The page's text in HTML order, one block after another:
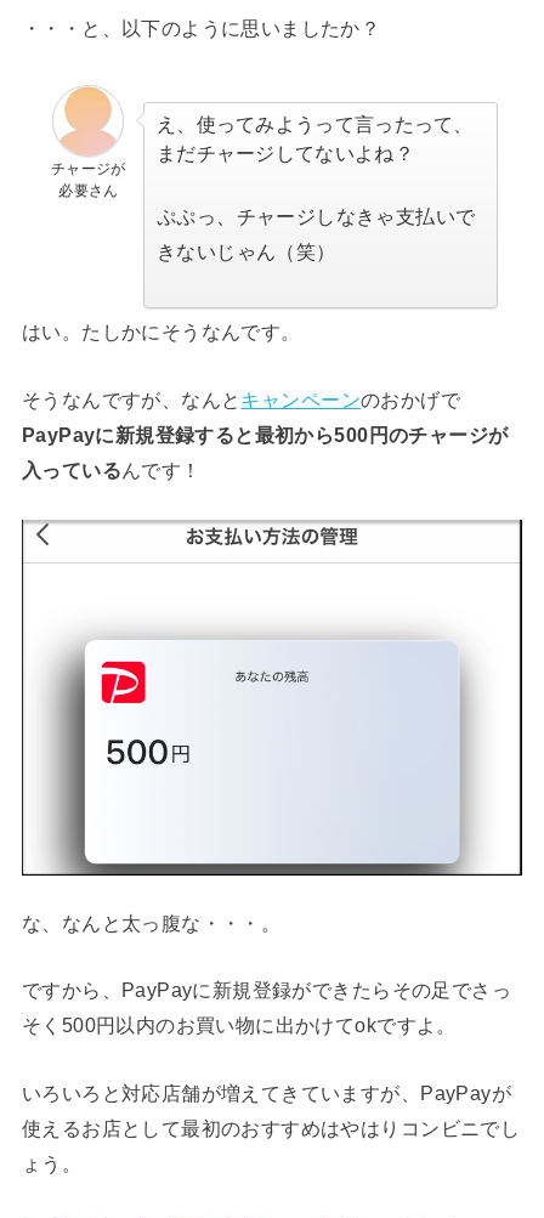
・・・と、以下のように思いましたか？
チャージが
必要さん
え、使ってみようって言ったって、
まだチャージしてないよね？
ぷぷっ、チャージしなきゃ支払いで
きないじゃん（笑）
はい。たしかにそうなんです。
そうなんですが、なんと キャンペーンのおかげで
PayPayに新規登録すると最初から500円のチャージが
入っているんです！
な、なんと太っ腹な・・・。
ですから、PayPayに新規登録ができたらその足でさっ
そく500円以内のお買い物に出かけてokですよ。
いろいろと対応店舗が増えてきていますが、PayPayが
使えるお店として最初のおすすめはやはりコンビニでし
ょう。